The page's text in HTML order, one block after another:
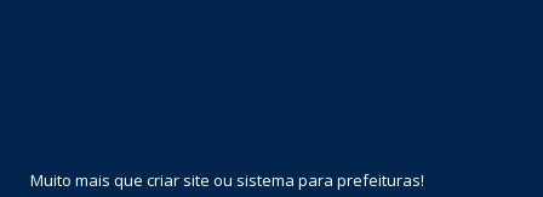
Muito mais que criar site ou sistema para prefeituras!